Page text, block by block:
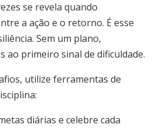
se revela quando
a ação e o retorno. É esse
Sem um plano,
ao primeiro sinal de dificuldade.
utilize ferramentas de
diárias e celebre cada